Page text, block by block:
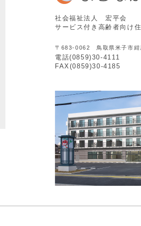
社会福祉法人 宏平会
サービス付き高齢者向け
〒683-0062 鳥取県米子市紺
電話(0859)30-4111
FAX(0859)30-4185